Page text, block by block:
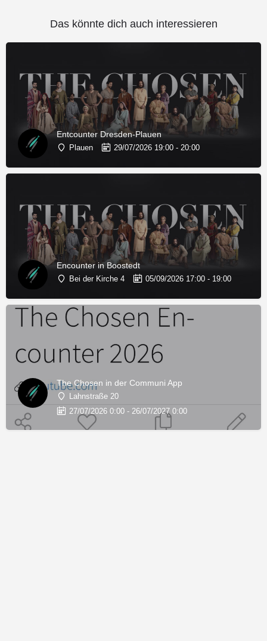
Das könnte dich auch interessieren
Entcounter Dresden-Plauen
Plauen 29/07/2026 19:00 - 20:00
Encounter in Boostedt
Bei der Kirche 4 05/09/2026 17:00 - 19:00
The Chosen in der Communi App
Lahnstraße 20
27/07/2026 0:00 - 26/07/2027 0:00